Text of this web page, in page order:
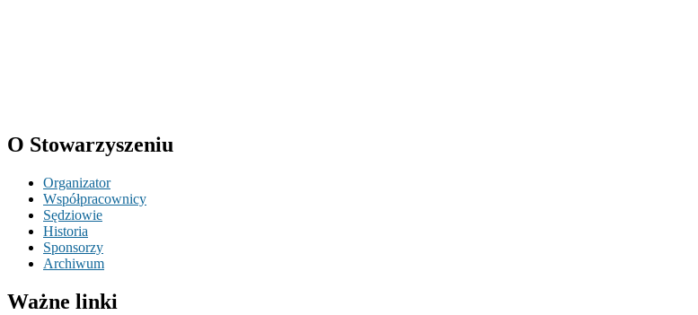
O Stowarzyszeniu
Organizator
Współpracownicy
Sędziowie
Historia
Sponsorzy
Archiwum
Ważne linki